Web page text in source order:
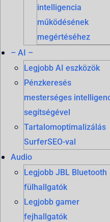
intelligencia
működésének
megértéséhez
– AI –
Legjobb AI eszközök
Pénzkeresés
mesterséges
segítségével
Tartalomoptimalizálás
SurferSEO-val
Audio
Legjobb JBL Bluetooth
fülhallgatók
Legjobb gamer
fejhallgatók